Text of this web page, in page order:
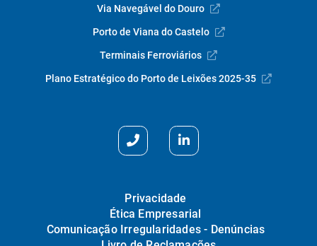
Via Navegável do Douro
Porto de Viana do Castelo
Terminais Ferroviários
Plano Estratégico do Porto de Leixões 2025-35
Privacidade
Ética Empresarial
Comunicação Irregularidades - Denúncias